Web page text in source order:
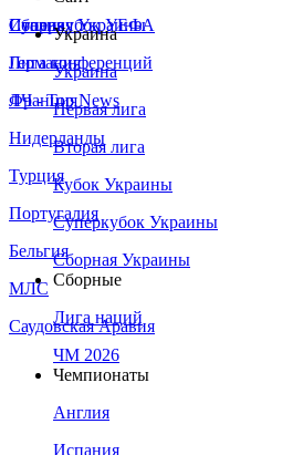
Сборная Украины
Италия
Германия
Франция
Нидерланды
Турция
Португалия
Бельгия
МЛС
Саудовская Аравия
Суперкубок УЕФА
Лига конференций
ЛЧ - Top News
Украина
Украина
Первая лига
Вторая лига
Кубок Украины
Суперкубок Украины
Сборная Украины
Сборные
Лига наций
ЧМ 2026
Чемпионаты
Англия
Испания